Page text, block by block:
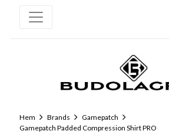
Hem Brands
Gamepatch
Gamepatch Padded Compression Shirt PRO